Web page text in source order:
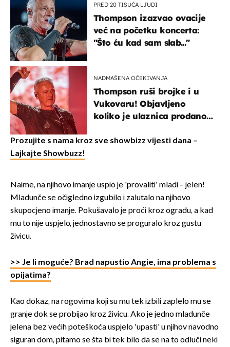
PRED 20 TISUĆA LJUDI
Thompson izazvao ovacije
već na početku koncerta:
"Što ću kad sam slab..."
NADMAŠENA OČEKIVANJA
Thompson ruši brojke i u
Vukovaru! Objavljeno
koliko je ulaznica prodano
Prozujite s nama kroz sve showbizz vijesti dana –
Lajkajte Showbuzz!
Naime, na njihovo imanje uspio je 'provaliti' mladi – jelen!
Mladunče se očigledno izgubilo i zalutalo na njihovo
skupocjeno imanje. Pokušavalo je proći kroz ogradu, a kad
mu to nije uspjelo, jednostavno se proguralo kroz gustu
živicu.
>> Je li moguće? Brad napustio Angie, ima problema s
opijatima?
Kao dokaz, na rogovima koji su mu tek izbili zaplelo mu se
granje dok se probijao kroz živicu. Ako je jedno mladunče
jelena bez većih poteškoća uspjelo 'upasti' u njihov navodno
siguran dom, pitamo se šta bi tek bilo da se na to odluči neki